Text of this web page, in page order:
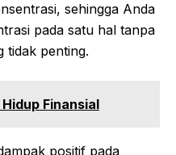
sehingga Anda
pada satu hal tanpa
tidak penting.
Finansial
positif pada